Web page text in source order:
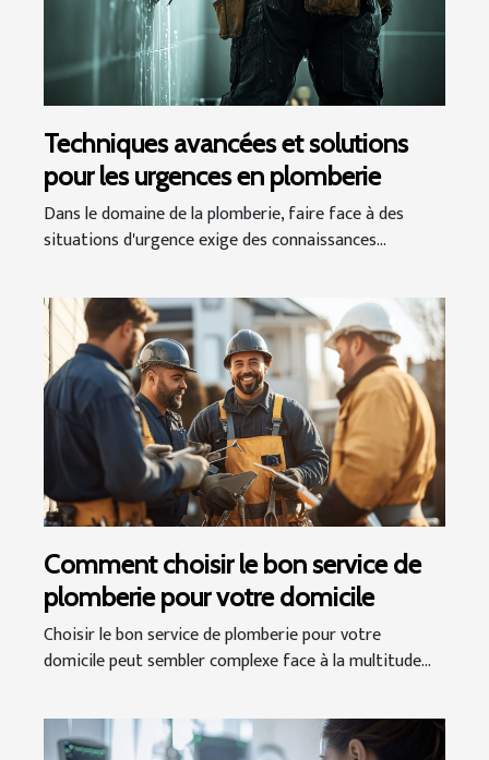
Techniques avancées et solutions
pour les urgences en plomberie
Dans le domaine de la plomberie, faire face à des
situations d'urgence exige des connaissances...
Comment choisir le bon service de
plomberie pour votre domicile
Choisir le bon service de plomberie pour votre
domicile peut sembler complexe face à la multitude...